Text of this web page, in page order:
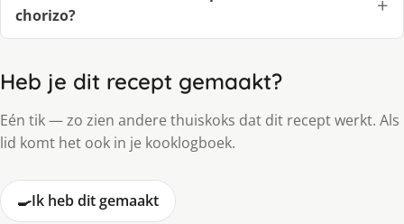
chorizo?
Heb je dit recept gemaakt?
Eén tik — zo zien andere thuiskoks dat dit recept werkt. Als
lid komt het ook in je kooklogboek.
🍳Ik heb dit gemaakt